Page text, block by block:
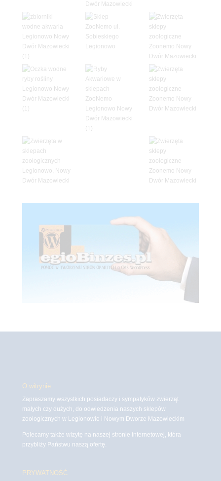
O witrynie
Zapraszamy wszystkich posiadaczy i sympatyków zwierząt
małych czy dużych, do odwiedzenia naszych sklepów
zoologicznych w Legionowie i Nowym Dworze Mazowieckim
Polecamy także wizytę na naszej stronie internetowej, która
przybliży Państwu naszą ofertę.
PRYWATNOŚĆ